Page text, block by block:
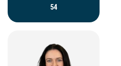
54